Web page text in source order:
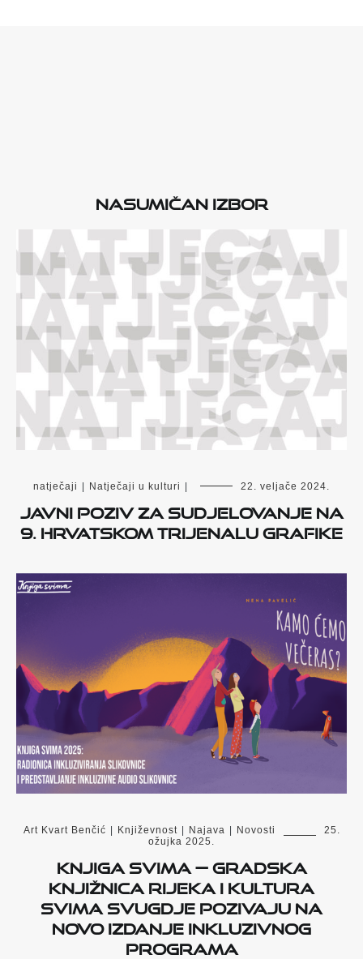
Nasumičan izbor
natječaji Natječaji u kulturi 22. veljače 2024.
Javni poziv za sudjelovanje na
9. hrvatskom trijenalu grafike
Art Kvart Benčić Književnost Najava Novosti
25.
ožujka 2025.
Knjiga svima — Gradska
knjižnica Rijeka i Kultura
svima svugdje pozivaju na
novo izdanje inkluzivnog
programa